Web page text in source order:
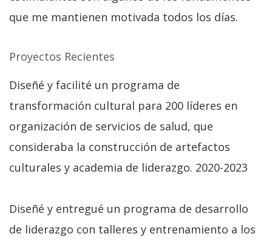
que me mantienen motivada todos los días.
Proyectos Recientes
Diseñé y facilité un programa de
transformación cultural para 200 líderes en
organización de servicios de salud, que
consideraba la construcción de artefactos
culturales y academia de liderazgo. 2020-2023
Diseñé y entregué un programa de desarrollo
de liderazgo con talleres y entrenamiento a los